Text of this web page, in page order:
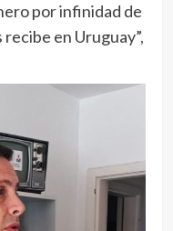
por infinidad de
en Uruguay”,